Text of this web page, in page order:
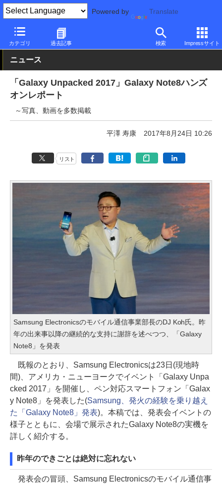
Powered by Translate
カテゴリ 過去記事 検索 Impressサイト
PC Watch パソコン/タブレット/スマートフォン スマートフォン
ニュース
「Galaxy Unpacked 2017」Galaxy Note8ハンズ
オンレポート
～写真、動画を多数掲載
平澤 寿康 2017年8月24日 10:26
リスト
Samsung Electronicsのモバイル通信事業部長のDJ Koh氏。昨
年の出来事以降の継続的な支持に謝辞を述べつつ、「Galaxy
Note8」を発表
既報のとおり、Samsung Electronicsは23日(現地時
間)、アメリカ・ニューヨークでイベント「Galaxy Unpa
cked 2017」を開催し、ペン対応スマートフォン「Galax
y Note8」を発表した(Samsung、発火の経験を乗り越え
た「Galaxy Note8」発表)。本稿では、発表会イベントの
様子とともに、会場で展示されたGalaxy Note8の実機を
詳しく紹介する。
昨年のできごとは絶対に忘れない
発表会の冒頭、Samsung Electronicsのモバイル通信事